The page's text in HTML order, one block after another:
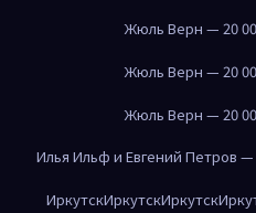
Жюль Верн — 20
Жюль Верн — 20
Жюль Верн — 20
Илья Ильф и Евгений Петров
ИркутскИркутскИркутск